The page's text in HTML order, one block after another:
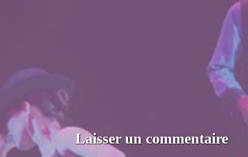
Laisser un commentaire